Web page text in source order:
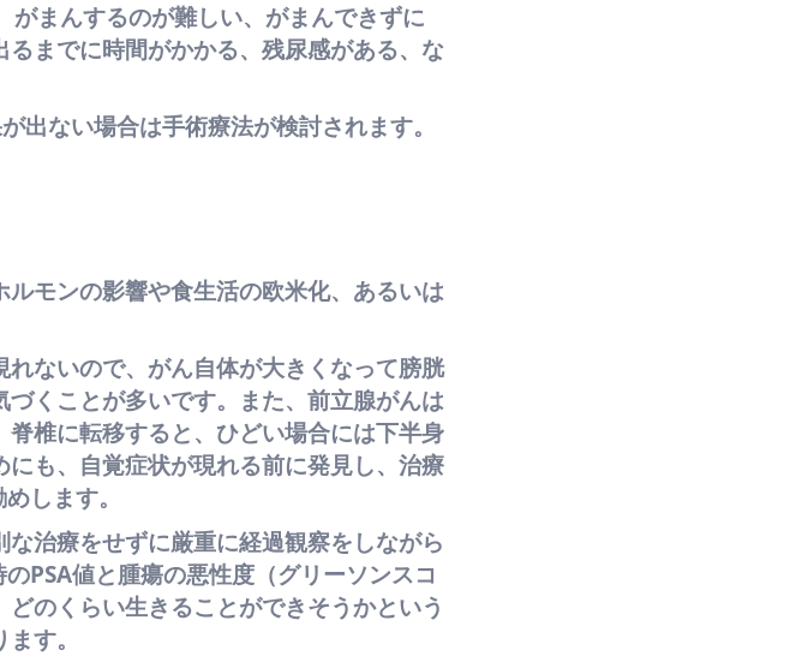
まんするのが難しい、がまんできずに
までに時間がかかる、残尿感がある、な
出ない場合は手術療法が検討されます。
モンの影響や食生活の欧米化、あるいは
ないので、がん自体が大きくなって膀胱
くことが多いです。また、前立腺がんは
椎に転移すると、ひどい場合には下半身
も、自覚症状が現れる前に発見し、治療
します。
治療をせずに厳重に経過観察をしながら
PSA値と腫瘍の悪性度（グリーソンスコ
のくらい生きることができそうかという
す。